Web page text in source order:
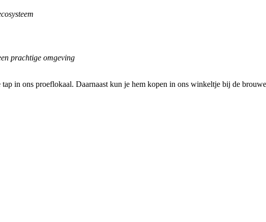
prachtige omgeving
in ons proeflokaal. Daarnaast kun je hem kopen in ons winkeltje bij de